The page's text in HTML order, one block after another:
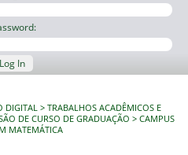
Log In
DIGITAL
TRABALHOS ACADÊMICOS E
DE CURSO DE GRADUAÇÃO
CAMPUS
MATEMÁTICA